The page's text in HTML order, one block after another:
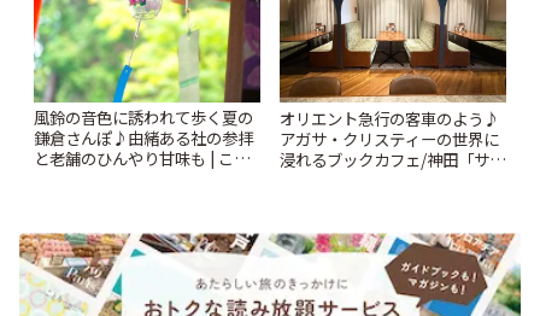
風鈴の音色に誘われて歩く夏の
鎌倉さんぽ♪由緒ある社の参拝
と老舗のひんやり甘味も | こと
オリエント急行の客車のよう♪
アガサ・クリスティーの世界に
浸れるブックカフェ/神田「サロ